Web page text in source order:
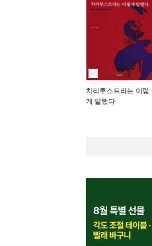
차라투스트라는 이렇
게 말했다